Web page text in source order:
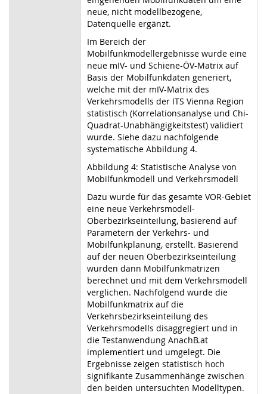
neue, nicht modellbezogene,
Datenquelle ergänzt.
Im Bereich der
Mobilfunkmodellergebnisse wurde eine
neue mIV- und Schiene-ÖV-Matrix auf
Basis der Mobilfunkdaten generiert,
welche mit der mIV-Matrix des
Verkehrsmodells der ITS Vienna Region
statistisch (Korrelationsanalyse und Chi-
Quadrat-Unabhängigkeitstest) validiert
wurde. Siehe dazu nachfolgende
systematische Abbildung 4.
Abbildung 4: Statistische Analyse von
Mobilfunkmodell und Verkehrsmodell
Dazu wurde für das gesamte VOR-Gebiet
eine neue Verkehrsmodell-
Oberbezirkseinteilung, basierend auf
Parametern der Verkehrs- und
Mobilfunkplanung, erstellt. Basierend
auf der neuen Oberbezirkseinteilung
wurden dann Mobilfunkmatrizen
berechnet und mit dem Verkehrsmodell
verglichen. Nachfolgend wurde die
Mobilfunkmatrix auf die
Verkehrsbezirkseinteilung des
Verkehrsmodells disaggregiert und in
die Testanwendung AnachB.at
implementiert und umgelegt. Die
Ergebnisse zeigen statistisch hoch
signifikante Zusammenhänge zwischen
den beiden untersuchten Modelltypen.